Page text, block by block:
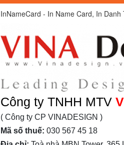
InNameCard - In Name Card, In
Công ty TNHH MTV
( Công ty CP VINADESIGN )
Mã số thuế: 030 567 45 18